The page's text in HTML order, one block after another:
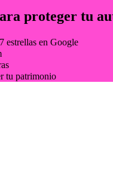
proteger tu
estrellas en Google
tu patrimonio